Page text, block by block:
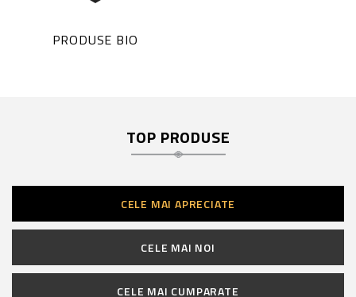
PRODUSE BIO
TOP PRODUSE
CELE MAI APRECIATE
CELE MAI NOI
CELE MAI CUMPARATE